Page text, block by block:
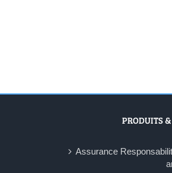
PRODUITS
Assurance